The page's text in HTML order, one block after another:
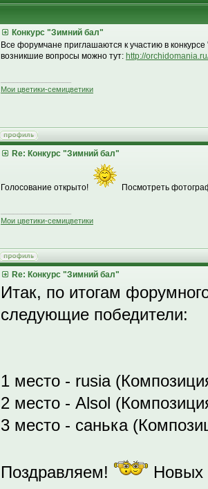
Конкурс "Зимний бал"
Все форумчане приглашаются к участию в
возникшие вопросы можно тут: http://
Мои цветики-семицветики
Re: Конкурс "Зимний бал"
Голосование открыто! Посмотреть
Мои цветики-семицветики
Re: Конкурс "Зимний бал"
Итак, по итогам
следующие победители:
1 место - rusia
2 место - Alsol
3 место - санька
Поздравляем!
Новых